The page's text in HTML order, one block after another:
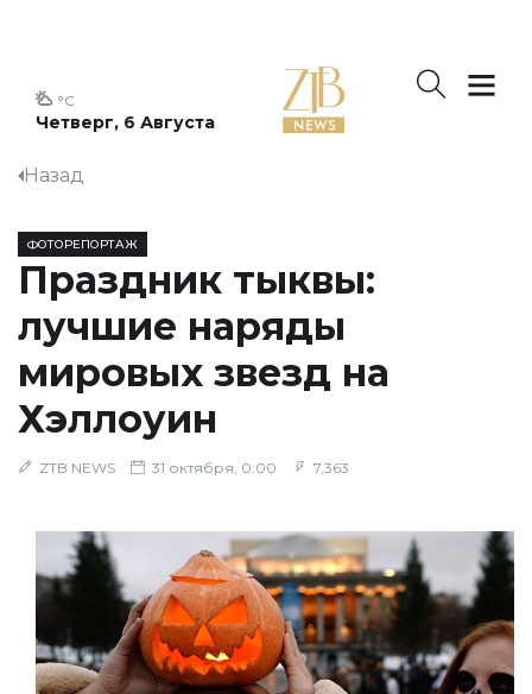
Четверг, 6 Августа
°C
Назад
ФОТОРЕПОРТАЖ
Праздник тыквы:
лучшие наряды
мировых звезд на
Хэллоуин
ZTB NEWS 31 октября, 0:00 7,363